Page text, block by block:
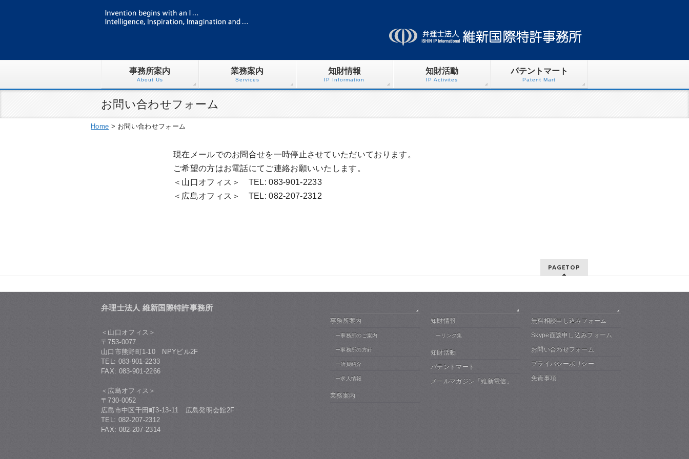
事務所案内
About Us
業務案内
Services
知財情報
IP Information
知財活動
IP Activites
パテントマート
Patent Mart
お問い合わせフォーム
Home > お問い合わせフォーム
現在メールでのお問合せを一時停止させていただいております。
ご希望の方はお電話にてご連絡お願いいたします。
＜山口オフィス＞ TEL: 083-901-2233
＜広島オフィス＞ TEL: 082-207-2312
PAGETOP
弁理士法人 維新国際特許事務所
＜山口オフィス＞
〒753-0077
山口市熊野町1-10 NPYビル2F
TEL: 083-901-2233
FAX: 083-901-2266
＜広島オフィス＞
〒730-0052
広島市中区千田町3-13-11 広島発明会館2F
TEL: 082-207-2312
FAX: 082-207-2314
事務所案内
ー事務所のご案内
ー事務所の方針
ー所員紹介
ー求人情報
業務案内
知財情報
ーリンク集
知財活動
パテントマート
メールマガジン「維新電信」
無料相談申し込みフォーム
Skype面談申し込みフォーム
お問い合わせフォーム
プライバシーポリシー
免責事項